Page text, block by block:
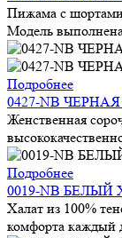
Пижама с
Модель
Подробнее
0427-NB
Женственная
Подробнее
0019-NB БЕЛЫЙ
Халат из 100%
комфорта каждый